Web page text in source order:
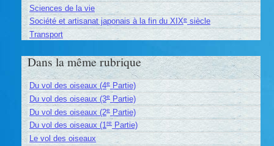
Sciences de la vie
Société et artisanat japonais à la fin du XIXesiècle
Transport
Dans la même rubrique
Du vol des oiseaux (4ePartie)
Du vol des oiseaux (3ePartie)
Du vol des oiseaux (2ePartie)
Du vol des oiseaux (1rePartie)
Le vol des oiseaux